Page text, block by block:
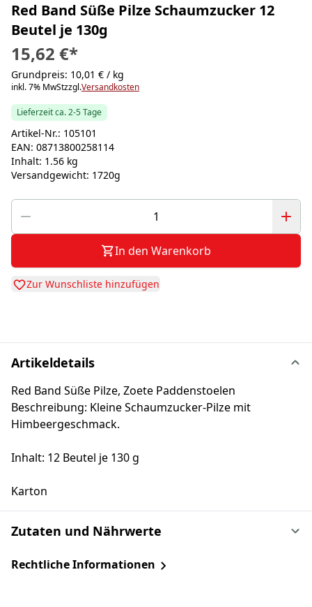
Red Band Süße Pilze Schaumzucker 12
Beutel je 130g
15,62 €*
Grundpreis: 10,01 € / kg
inkl. 7% MwStzzgl.Versandkosten
Lieferzeit ca. 2-5 Tage
Artikel-Nr.: 105101
EAN: 08713800258114
Inhalt: 1.56 kg
Versandgewicht: 1720g
In den Warenkorb
Zur Wunschliste hinzufügen
Artikeldetails
Red Band Süße Pilze, Zoete Paddenstoelen
Beschreibung: Kleine Schaumzucker-Pilze mit
Himbeergeschmack.
Inhalt: 12 Beutel je 130 g
Karton
Zutaten und Nährwerte
Rechtliche Informationen